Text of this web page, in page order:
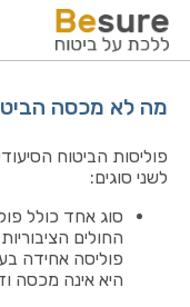
מה לא מכסה
פוליסות הביטוח
לשני סוגים:
סוג אחד כולל
החולים
פוליסה אחידה
היא אינה מכסה וזאת